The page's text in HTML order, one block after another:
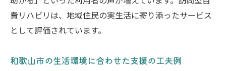
費リハビリは、地域住民の実生活に寄り添ったサービス
として評価されています。
和歌山市の生活環境に合わせた支援の工夫例